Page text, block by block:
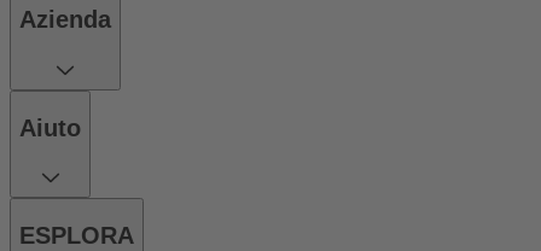
Azienda
Aiuto
ESPLORA